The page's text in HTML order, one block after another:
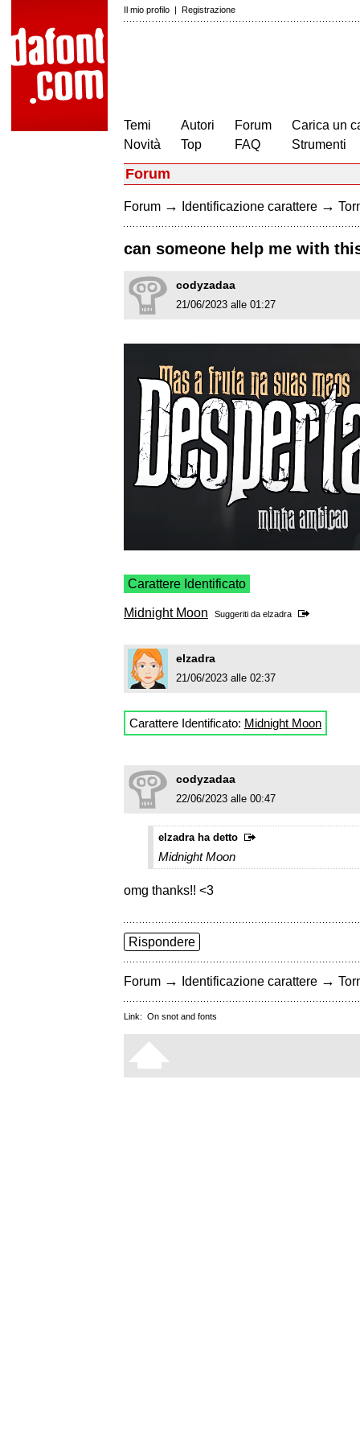
Il mio profilo | Registrazione
Temi
Novità
Autori
Top
Forum
FAQ
Carica un
Strumenti
Forum
Forum → Identificazione carattere →
can someone help me with
codyzadaa
21/06/2023 alle 01:27
Carattere Identificato
Midnight Moon Suggeriti da elzadra
elzadra
21/06/2023 alle 02:37
Carattere Identificato: Midnight Moon
codyzadaa
22/06/2023 alle 00:47
elzadra ha detto
Midnight Moon
omg thanks!! <3
Rispondere
Forum → Identificazione carattere →
Link: On snot and fonts